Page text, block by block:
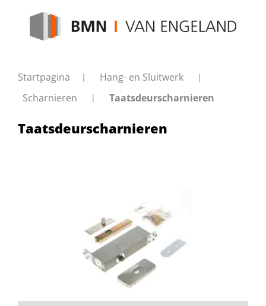
Startpagina
Hang- en Sluitwerk
Scharnieren
Taatsdeurscharnieren
Taatsdeurscharnieren